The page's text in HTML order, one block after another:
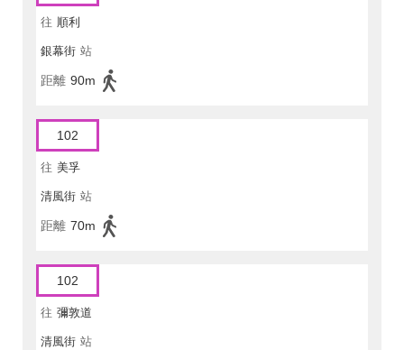
往 順利
銀幕街 站
距離 90m
102
往 美孚
清風街 站
距離 70m
102
往 彌敦道
清風街 站